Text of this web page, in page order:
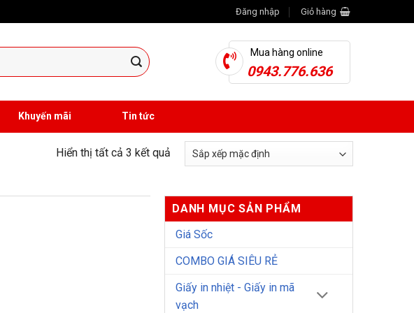
Đăng nhập Giỏ hàng
Mua hàng online
0943.776.636
Khuyến mãi Tin tức
Hiển thị tất cả 3 kết quả
DANH MỤC SẢN PHẨM
Giá Sốc
COMBO GIÁ SIÊU RẺ
Giấy in nhiệt - Giấy in mã
vạch